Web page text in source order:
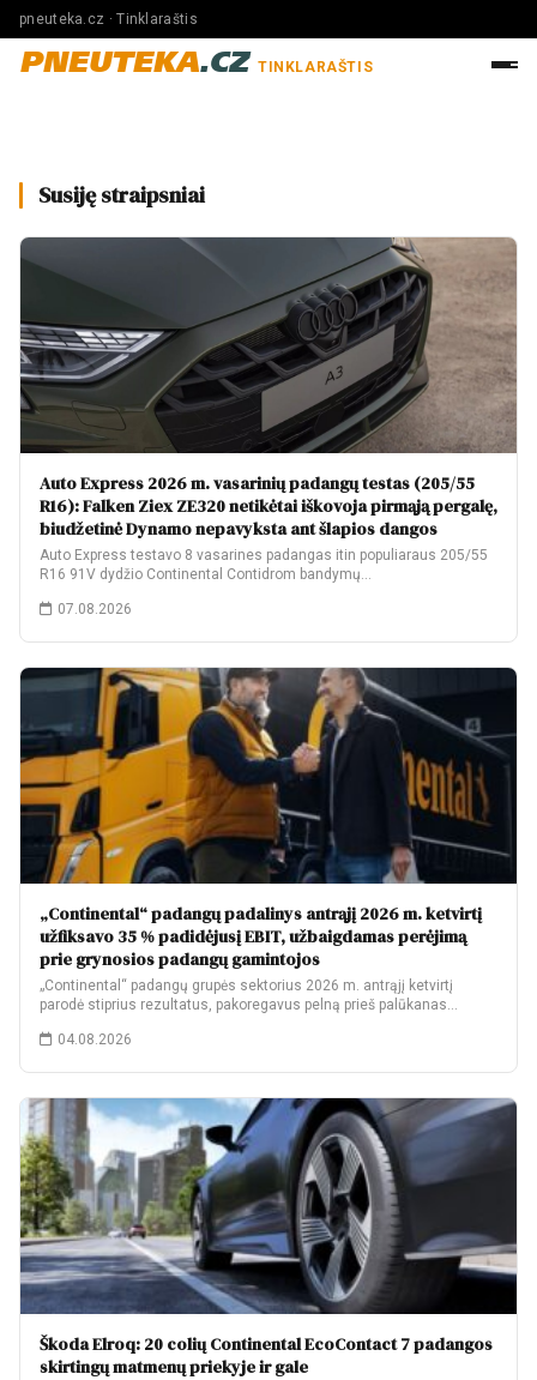
pneuteka.cz · Tinklaraštis
PNEUTEKA.CZ TINKLARAŠTIS
Susiję straipsniai
Auto Express 2026 m. vasarinių padangų testas (205/55
R16): Falken Ziex ZE320 netikėtai iškovoja pirmąją pergalę,
biudžetinė Dynamo nepavyksta ant šlapios dangos
Auto Express testavo 8 vasarines padangas itin populiaraus 205/55
R16 91V dydžio Continental Contidrom bandymų…
07.08.2026
„Continental“ padangų padalinys antrąjį 2026 m. ketvirtį
užfiksavo 35 % padidėjusį EBIT, užbaigdamas perėjimą
prie grynosios padangų gamintojos
„Continental“ padangų grupės sektorius 2026 m. antrąjį ketvirtį
parodė stiprius rezultatus, pakoregavus pelną prieš palūkanas…
04.08.2026
Škoda Elroq: 20 colių Continental EcoContact 7 padangos
skirtingų matmenų priekyje ir gale